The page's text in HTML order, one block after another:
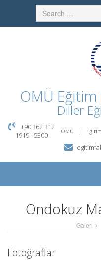
OMÜ
Diller
OMÜ
+90 362 312
1919 - 5300
Ondokuz
Galeri
Fotoğraflar